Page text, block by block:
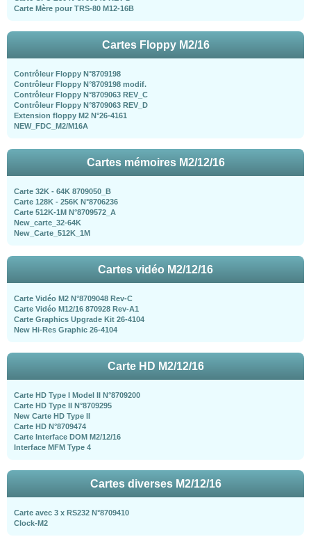
Carte Mère pour TRS-80 M12-16B
Cartes Floppy M2/16
Contrôleur Floppy N°8709198
Contrôleur Floppy N°8709198 modif.
Contrôleur Floppy N°8709063 REV_C
Contrôleur Floppy N°8709063 REV_D
Extension floppy M2 N°26-4161
NEW_FDC_M2/M16A
Cartes mémoires M2/12/16
Carte 32K - 64K 8709050_B
Carte 128K - 256K N°8706236
Carte 512K-1M N°8709572_A
New_carte_32-64K
New_Carte_512K_1M
Cartes vidéo M2/12/16
Carte Vidéo M2 N°8709048 Rev-C
Carte Vidéo M12/16 870928 Rev-A1
Carte Graphics Upgrade Kit 26-4104
New Hi-Res Graphic 26-4104
Carte HD M2/12/16
Carte HD Type I Model II N°8709200
Carte HD Type II N°8709295
New Carte HD Type II
Carte HD N°8709474
Carte Interface DOM M2/12/16
Interface MFM Type 4
Cartes diverses M2/12/16
Carte avec 3 x RS232 N°8709410
Clock-M2